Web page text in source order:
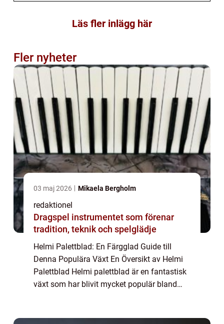
Läs fler inlägg här
Fler nyheter
03 maj 2026 Mikaela Bergholm
redaktionel
Dragspel instrumentet som förenar
tradition, teknik och spelglädje
Helmi Palettblad: En Färgglad Guide till
Denna Populära Växt En Översikt av Helmi
Palettblad Helmi palettblad är en fantastisk
växt som har blivit mycket populär bland